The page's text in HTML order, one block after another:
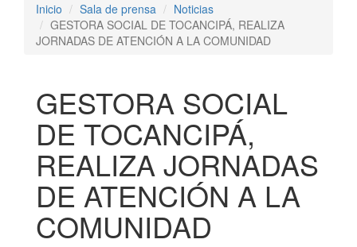
Inicio
Sala de prensa
Noticias
GESTORA SOCIAL DE TOCANCIPÁ, REALIZA
JORNADAS DE ATENCIÓN A LA COMUNIDAD
GESTORA SOCIAL
DE TOCANCIPÁ,
REALIZA JORNADAS
DE ATENCIÓN A LA
COMUNIDAD